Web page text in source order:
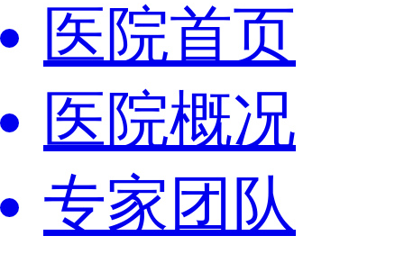
医院首页
医院概况
专家团队